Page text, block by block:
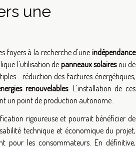
une
foyers à la recherche d'une indépendance
l'utilisation de panneaux solairesou de
: réduction des factures énergétiques,
renouvelables. L'installation de ces
un point de production autonome.
rigoureuse et pourrait bénéficier de
technique et économique du projet,
pour les consommateurs. En définitive,